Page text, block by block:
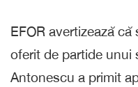
EFOR avertizează
oferit de partide unui
Antonescu a primit